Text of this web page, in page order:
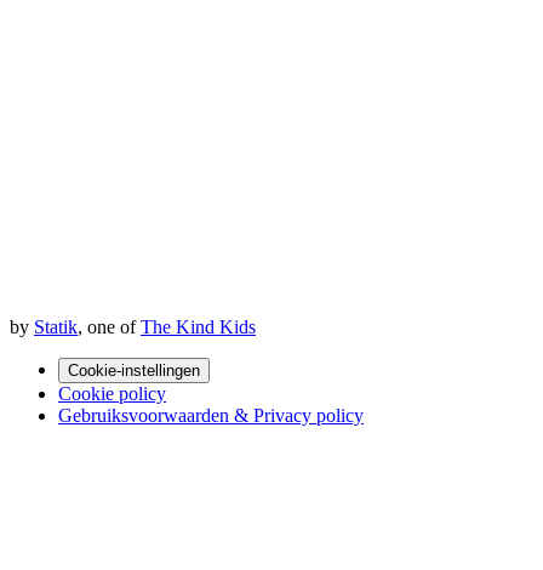
by Statik, one ofThe Kind Kids
Cookie-instellingen
Cookie policy
Gebruiksvoorwaarden & Privacy policy